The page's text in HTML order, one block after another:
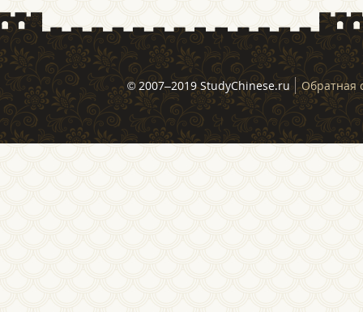
© 2007–2019 StudyChinese.ru Обратная